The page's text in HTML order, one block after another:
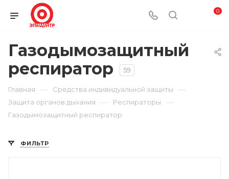
0
Газодымозащитный
респиратор
59
Главная — Средства индивидуальной защиты —
Защита органов дыхания — Респираторы —
Газодымозащитный респиратор
ФИЛЬТР